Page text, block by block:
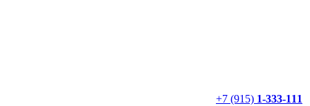
+7 (915) 1-333-111